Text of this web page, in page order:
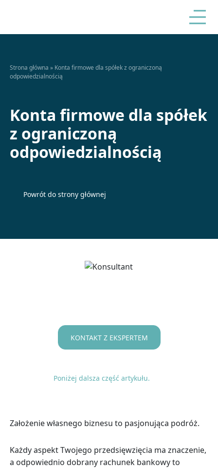
Strona główna » Konta firmowe dla spółek z ograniczoną
odpowiedzialnością
Konta firmowe dla spółek
z ograniczoną
odpowiedzialnością
Powrót do strony głównej
KONTAKT Z EKSPERTEM
Poniżej dalsza część artykułu.
Założenie własnego biznesu to pasjonująca podróż.
Każdy aspekt Twojego przedsięwzięcia ma znaczenie,
a odpowiednio dobrany rachunek bankowy to